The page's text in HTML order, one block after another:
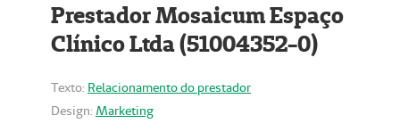
Prestador Mosaicum Espaço
Clínico Ltda (51004352-0)
Texto: Relacionamento do prestador
Design: Marketing